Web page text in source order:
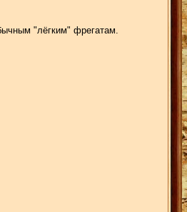
"лёгким" фрегатам.